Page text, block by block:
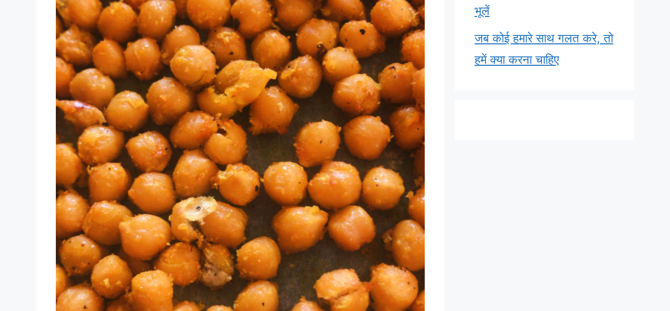
भूलें
जब कोई हमारे साथ गलत करे, तो
हमें क्या करना चाहिए